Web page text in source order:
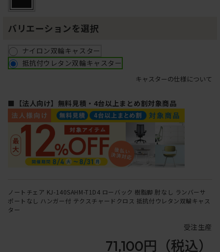
バリエーションを選択
ナイロン双輪キャスター
抵抗付ウレタン双輪キャスター
キャスターの仕様について
■【法人向け】無料見積・4台以上まとめ割対象商品
ノートチェア KJ-140SAHM-T1D4 ローバック 樹脂脚 肘なし ランバーサ
ポートなし ハンガー付 テクスチャードクロス 抵抗付ウレタン双輪キャス
ター
受注生産
71,100円 （税込）